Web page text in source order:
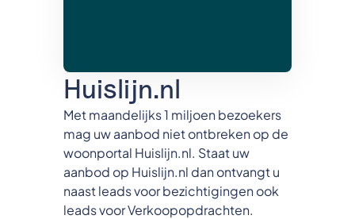
Huislijn.nl
Met maandelijks 1 miljoen bezoekers
mag uw aanbod niet ontbreken op de
woonportal Huislijn.nl. Staat uw
aanbod op Huislijn.nl dan ontvangt u
naast leads voor bezichtigingen ook
leads voor Verkoopopdrachten.